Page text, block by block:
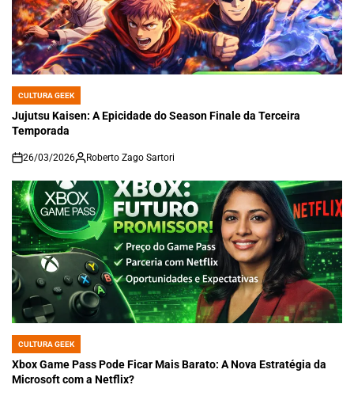
POSTED
IN
CULTURA GEEK
Jujutsu Kaisen: A Epicidade do Season Finale da Terceira
Temporada
on
26/03/2026 Roberto Zago Sartori
POSTED
IN
CULTURA GEEK
Xbox Game Pass Pode Ficar Mais Barato: A Nova Estratégia da
Microsoft com a Netflix?